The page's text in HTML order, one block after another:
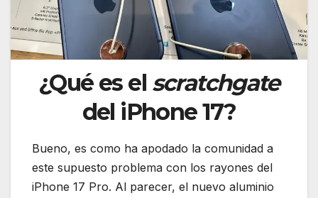
¿Qué es el scratchgate
del iPhone 17?
Bueno, es como ha apodado la comunidad a
este supuesto problema con los rayones del
iPhone 17 Pro. Al parecer, el nuevo aluminio